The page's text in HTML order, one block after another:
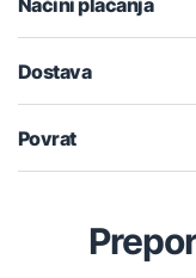
Dostava
Povrat